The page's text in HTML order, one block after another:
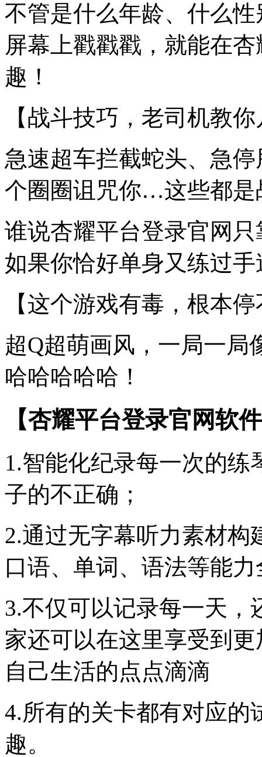
不管是什么年龄、什么
屏幕上戳戳戳，就能在
趣！
【战斗技巧，老司机教
急速超车拦截蛇头、急
个圈圈诅咒你…这些都是
谁说杏耀平台登录官网
如果你恰好单身又练过
【这个游戏有毒，根本
超Q超萌画风，一局一局
哈哈哈哈哈！
【杏耀平台登录官网软
1.智能化纪录每一次的
子的不正确；
2.通过无字幕听力素材
口语、单词、语法等能
3.不仅可以记录每一天
家还可以在这里享受到
自己生活的点点滴滴
4.所有的关卡都有对应的
趣。